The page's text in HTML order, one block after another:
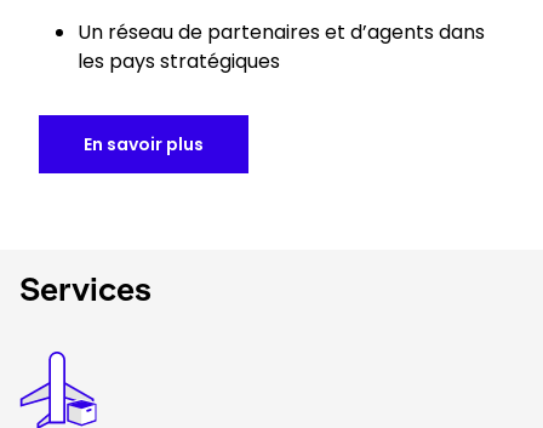
Un réseau de partenaires et d’agents dans
les pays stratégiques
En savoir plus
Services
Keepeek